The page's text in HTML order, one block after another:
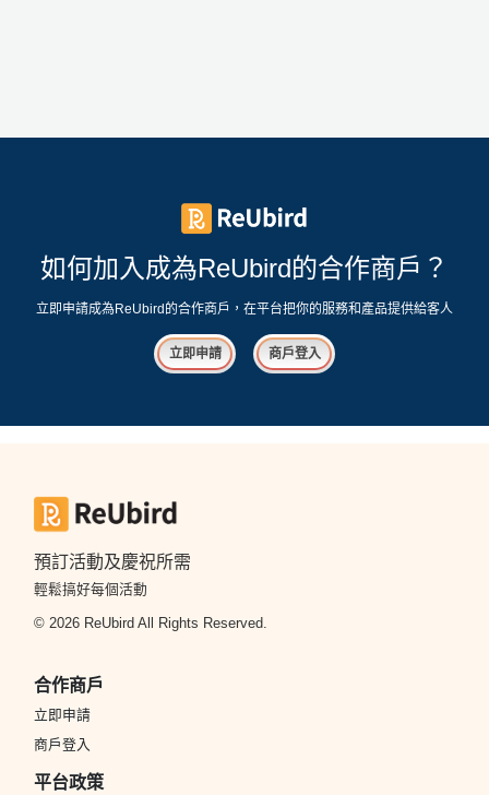
如何加入成為ReUbird的合作商戶？
立即申請成為ReUbird的合作商戶，在平台把你的服務和產品提供給客人
立即申請 商戶登入
預訂活動及慶祝所需
輕鬆搞好每個活動
© 2026 ReUbird All Rights Reserved.
合作商戶
立即申請
商戶登入
平台政策